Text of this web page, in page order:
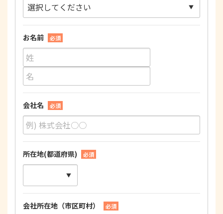
お名前 必須
会社名 必須
所在地(都道府県) 必須
会社所在地（市区町村） 必須